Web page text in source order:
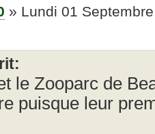
» Lundi 01
le Zooparc de
puisque leur